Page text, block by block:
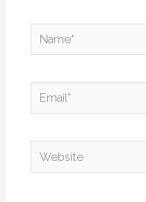
Name*
Email*
Website